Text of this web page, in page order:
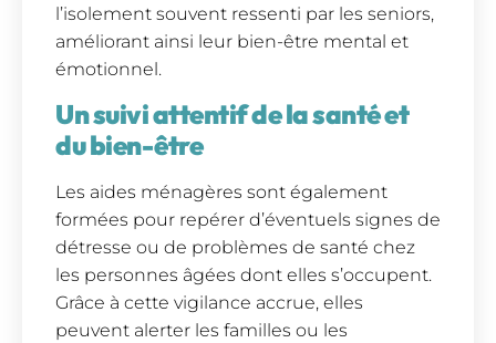
l’isolement souvent ressenti par les seniors,
améliorant ainsi leur bien-être mental et
émotionnel.
Un suivi attentif de la santé et
du bien-être
Les aides ménagères sont également
formées pour repérer d’éventuels signes de
détresse ou de problèmes de santé chez
les personnes âgées dont elles s’occupent.
Grâce à cette vigilance accrue, elles
peuvent alerter les familles ou les